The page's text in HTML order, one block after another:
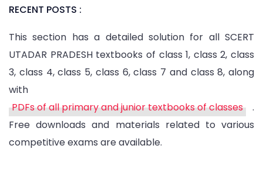
RECENT POSTS :
This section has a detailed solution for all SCERT
UTADAR PRADESH textbooks of class 1, class 2, class
3, class 4, class 5, class 6, class 7 and class 8, along
with
PDFs of all primary and junior textbooks of classes
.
Free downloads and materials related to various
competitive exams are available.